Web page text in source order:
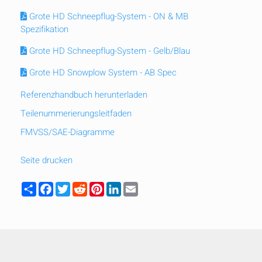
mobile_display_warn Please
turn your phone to ]
Grote HD Schneepflug-System - ON & MB
Spezifikation
Grote HD Schneepflug-System - Gelb/Blau
Grote HD Snowplow System - AB Spec
Referenzhandbuch herunterladen
Teilenummerierungsleitfaden
FMVSS/SAE-Diagramme
Seite drucken
ShareFacebook
TwitterRedditPinterest
LinkedIn